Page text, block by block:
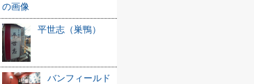
平世志（巣鴨）
バンフィールド